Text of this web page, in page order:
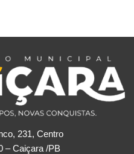
231, Centro
– Caiçara /PB